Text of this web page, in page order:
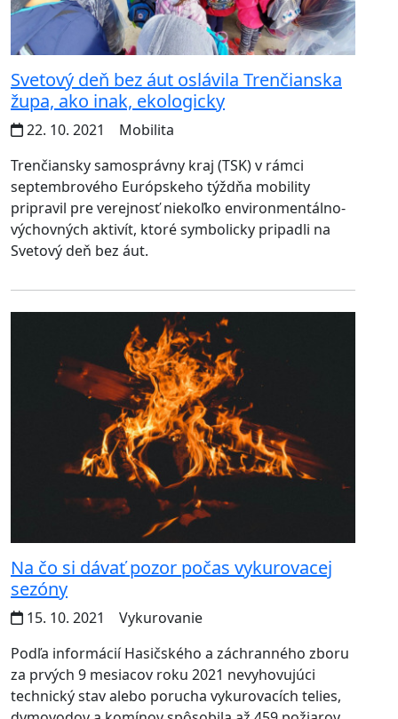
Svetový deň bez áut oslávila Trenčianska
župa, ako inak, ekologicky
22. 10. 2021
Mobilita
Trenčiansky samosprávny kraj (TSK) v rámci
septembrového Európskeho týždňa mobility
pripravil pre verejnosť niekoľko environmentálno-
výchovných aktivít, ktoré symbolicky pripadli na
Svetový deň bez áut.
Na čo si dávať pozor počas vykurovacej
sezóny
15. 10. 2021
Vykurovanie
Podľa informácií Hasičského a záchranného zboru
za prvých 9 mesiacov roku 2021 nevyhovujúci
technický stav alebo porucha vykurovacích telies,